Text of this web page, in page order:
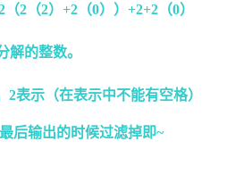
2（2）+2（0））+2+2（0）
解的整数。
表示（在表示中不能有空格）
后输出的时候过滤掉即~